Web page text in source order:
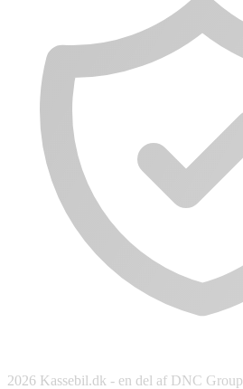
2026 Kassebil.dk - en del af DNC Group